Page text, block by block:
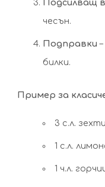
Подсилващ
чесън.
Подправки
билки.
Пример за
3 с.л.
1 с.л.
1 ч.л.